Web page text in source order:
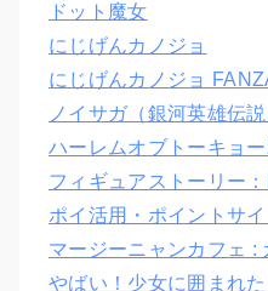
ドット魔女
にじげんカノジョ
にじげんカノジョ
ノイサガ（銀河英雄伝説
ハーレムオブトーキョ
フィギュアストーリー
ポイ活用・ポイントサ
マージーニャンカフェ :
やばい！少女に囲まれた